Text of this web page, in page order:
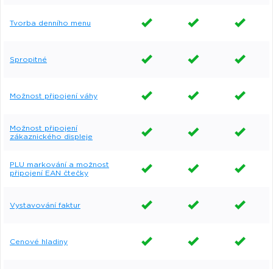
Tvorba denního menu
Spropitné
Možnost připojení váhy
Možnost připojení
zákaznického displeje
PLU markování a možnost
připojení EAN čtečky
Vystavování faktur
Cenové hladiny